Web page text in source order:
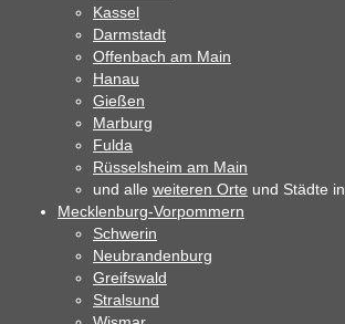
Kassel
Darmstadt
Offenbach am Main
Hanau
Gießen
Marburg
Fulda
Rüsselsheim am Main
und alle weiteren Orte und Städte in
Mecklenburg-Vorpommern
Schwerin
Neubrandenburg
Greifswald
Stralsund